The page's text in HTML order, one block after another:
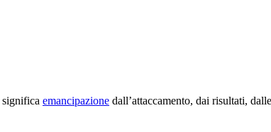
emancipazione dall’attaccamento, dai risultati, dalle